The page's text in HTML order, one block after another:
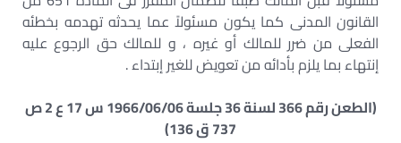
القانون المدنى كما يكون مسئولاً عما يحدثه تهدمه بخطئه
الفعلى من ضرر للمالك أو غيره ، و للمالك حق الرجوع عليه
إنتهاء بما يلزم بأدائه من تعويض للغير إبتداء .
(الطعن رقم 366 لسنة 36 جلسة 1966/06/06 س 17 ع 2 ص
737 ق 136)